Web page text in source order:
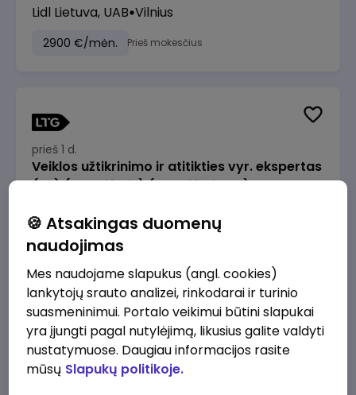
Lidl Lietuva, UAB Vilnius
2900 €/mėn. Prieš mokesčius
prieš 1 d.
Veiklos užtikrinimo ir atitikties vyr. ekspertas
(-ė) (Radviliškis) (Radviliškis, LT)
2610 - 3910 €/mėn.
prieš 1 d.
Veiklos užtikrinimo ir atitikties vyr. ekspertas
(-ė) (Kaunas) (Kaunas, LT)
🍪 Atsakingas duomenų
naudojimas
Mes naudojame slapukus (angl. cookies)
lankytojų srauto analizei, rinkodarai ir turinio
suasmeninimui. Portalo veikimui būtini slapukai
yra įjungti pagal nutylėjimą, likusius galite valdyti
nustatymuose. Daugiau informacijos rasite
mūsų Slapukų politikoje.